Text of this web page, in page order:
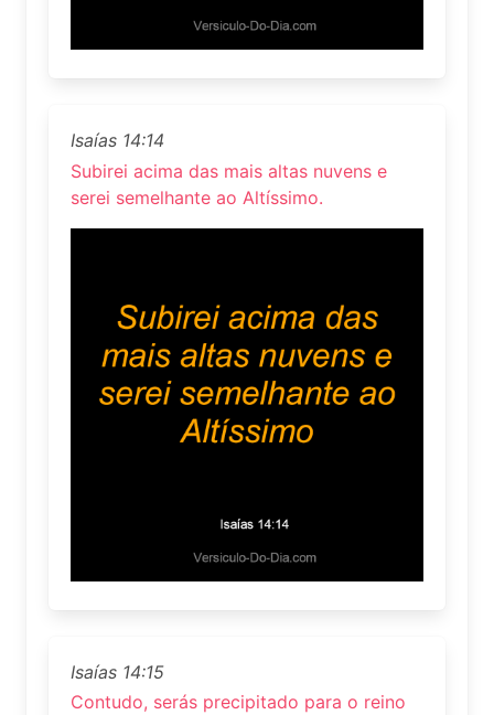
Isaías 14:14
Subirei acima das mais altas nuvens e
serei semelhante ao Altíssimo.
Isaías 14:15
Contudo, serás precipitado para o reino